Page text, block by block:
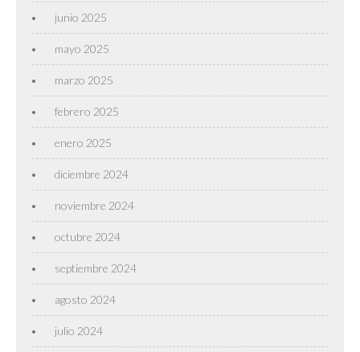
junio 2025
mayo 2025
marzo 2025
febrero 2025
enero 2025
diciembre 2024
noviembre 2024
octubre 2024
septiembre 2024
agosto 2024
julio 2024